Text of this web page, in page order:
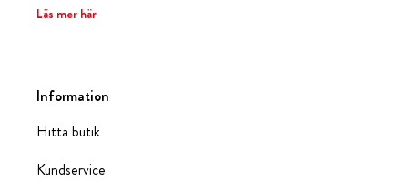
Läs mer här
Information
Hitta butik
Kundservice